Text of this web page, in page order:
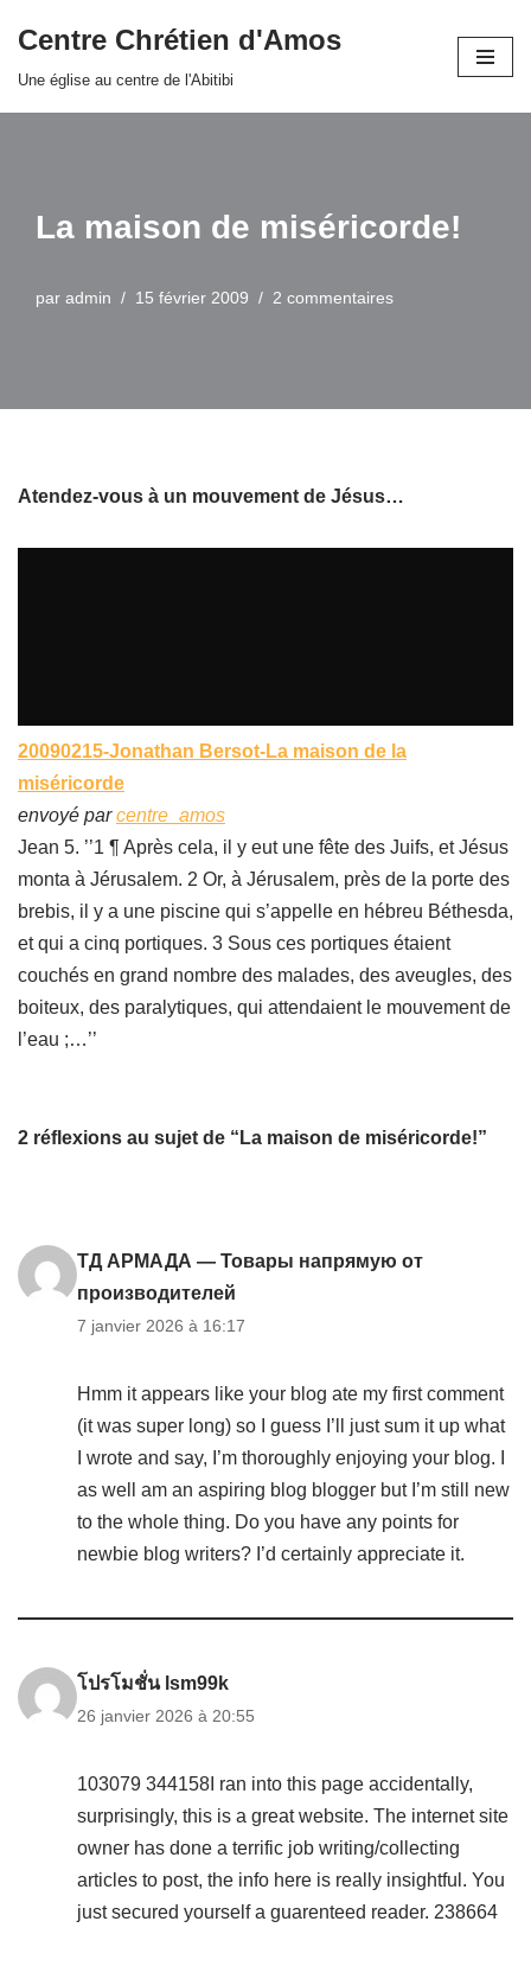
Centre Chrétien d'Amos
Une église au centre de l'Abitibi
La maison de miséricorde!
par admin 15 février 2009 2 commentaires
Atendez-vous à un mouvement de Jésus…
20090215-Jonathan Bersot-La maison de la
miséricorde
envoyé parcentre_amos
Jean 5. ’’1 ¶ Après cela, il y eut une fête des Juifs, et Jésus
monta à Jérusalem. 2 Or, à Jérusalem, près de la porte des
brebis, il y a une piscine qui s’appelle en hébreu Béthesda,
et qui a cinq portiques. 3 Sous ces portiques étaient
couchés en grand nombre des malades, des aveugles, des
boiteux, des paralytiques, qui attendaient le mouvement de
l’eau ;…’’
2 réflexions au sujet de “La maison de miséricorde!”
ТД АРМАДА — Товары напрямую от
производителей
7 janvier 2026 à 16:17
Hmm it appears like your blog ate my first comment
(it was super long) so I guess I’ll just sum it up what
I wrote and say, I’m thoroughly enjoying your blog. I
as well am an aspiring blog blogger but I’m still new
to the whole thing. Do you have any points for
newbie blog writers? I’d certainly appreciate it.
โปรโมชั่น lsm99k
26 janvier 2026 à 20:55
103079 344158I ran into this page accidentally,
surprisingly, this is a great website. The internet site
owner has done a terrific job writing/collecting
articles to post, the info here is really insightful. You
just secured yourself a guarenteed reader. 238664